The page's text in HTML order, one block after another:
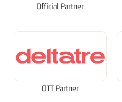
Official Partner
OTT Partner